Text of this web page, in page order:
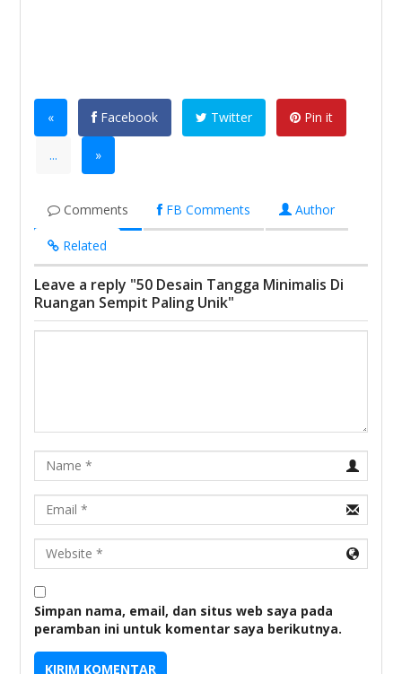
« Facebook Twitter Pin it
... »
Comments FB Comments Author
Related
Leave a reply "50 Desain Tangga Minimalis Di
Ruangan Sempit Paling Unik"
Name
Email
URL
Simpan nama, email, dan situs web saya pada
peramban ini untuk komentar saya berikutnya.